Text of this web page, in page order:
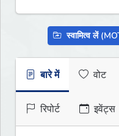
स्वामित्व लें
बारे में वोट
रिपोर्ट इवेंट्स